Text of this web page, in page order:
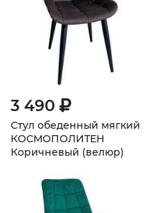
3 490
Стул обеденный мягкий
КОСМОПОЛИТЕН
Коричневый (велюр)